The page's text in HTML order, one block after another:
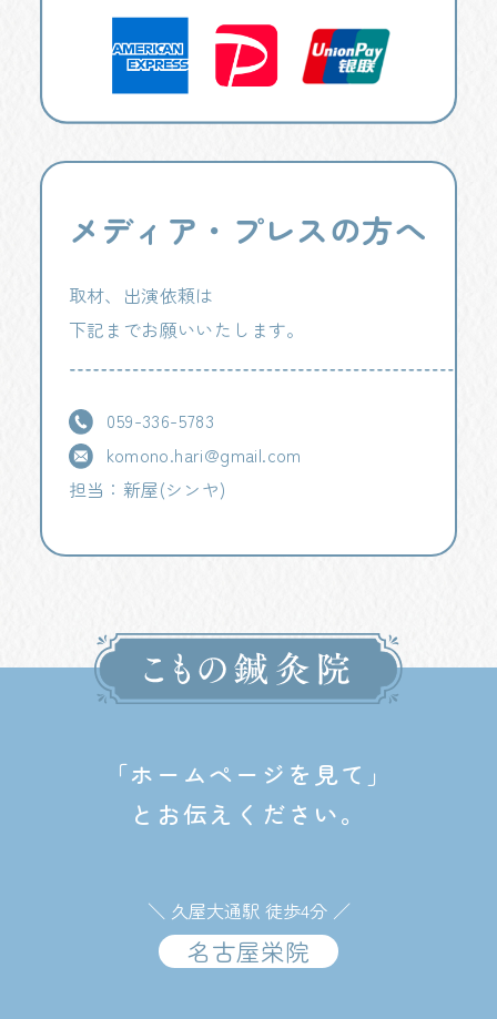
メディア・プレスの方へ
取材、出演依頼は
下記までお願いいたします。
059-336-5783
komono.hari@gmail.com
担当：新屋(シンヤ)
「ホームページを見て」
とお伝えください。
＼ 久屋大通駅 徒歩4分 ／
名古屋栄院